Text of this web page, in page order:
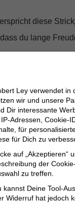
diese
du lange
Tragekomfort
tief
und Farbe behält
mehr als nur eine
Ley verwendet in
wir und unsere
Dir interessante
IP-Adressen, Cookie-
für
für Dich zu
auf „Akzeptieren“
der
zu treffen.
kannst Deine Tool-
Widerruf hat jedoch